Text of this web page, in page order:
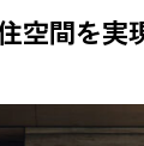
空間を実